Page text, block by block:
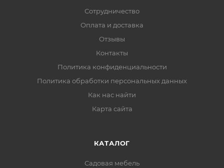
Сотрудничество
Оплата и доставка
Отзывы
Контакты
Политика конфиденциальности
Политика обработки персональных данных
Как нас найти
Карта сайта
КАТАЛОГ
Садовая мебель